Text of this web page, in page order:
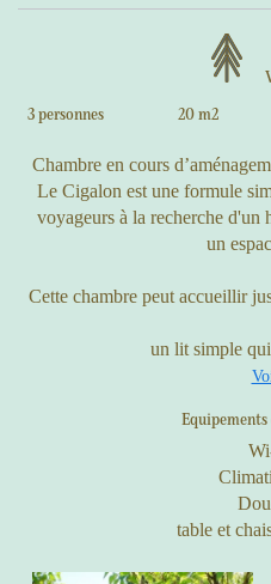
3 personnes
20 m2
Chambre en cours
Le Cigalon est une formule
voyageurs à la recherche d'un
un
Cette chambre peut accueillir
un lit simple
table et